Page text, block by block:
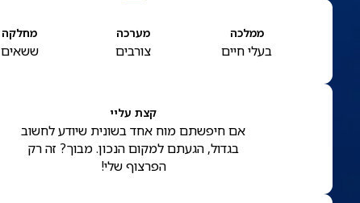
ממלכה
בעלי חיים
מערכה
צורבים
מחלקה
ששאים
קצת עליי
אם חיפשתם מוח אחד בשונית שיודע לחשוב
בגדול, הגעתם למקום הנכון. מבוך? זה רק
הפרצוף שלי!